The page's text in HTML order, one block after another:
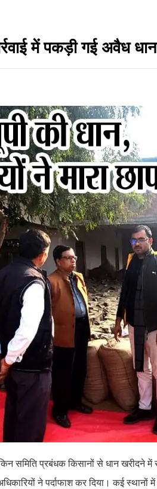
में पकड़ी गई अवैध धान
समिति प्रबंधक किसानों से धान खरीदने में
ने पर्दाफाश कर दिया। कई स्थानों में